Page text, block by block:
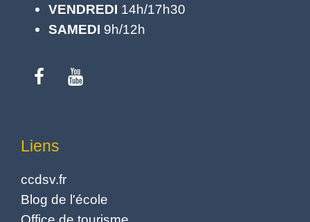
VENDREDI 14h/17h30
SAMEDI 9h/12h
Liens
ccdsv.fr
Blog de l'école